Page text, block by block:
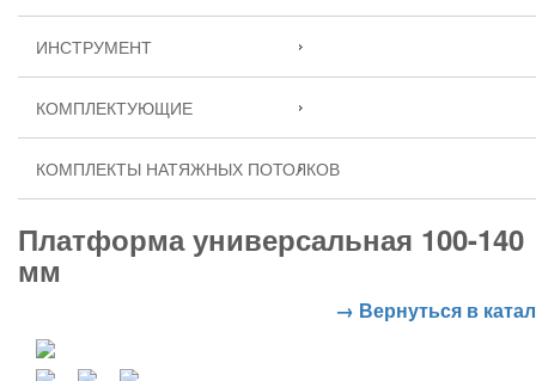
ИНСТРУМЕНТ
КОМПЛЕКТУЮЩИЕ
КОМПЛЕКТЫ НАТЯЖНЫХ ПОТОЛКОВ
Платформа универсальная 100-140
мм
→ Вернуться в